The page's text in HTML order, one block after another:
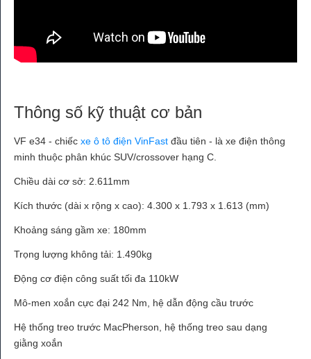
Thông số kỹ thuật cơ bản
VF e34 - chiếc xe ô tô điện VinFast đầu tiên - là xe điện thông
minh thuộc phân khúc SUV/crossover hạng C.
Chiều dài cơ sở: 2.611mm
Kích thước (dài x rộng x cao): 4.300 x 1.793 x 1.613 (mm)
Khoảng sáng gầm xe: 180mm
Trọng lượng không tải: 1.490kg
Động cơ điện công suất tối đa 110kW
Mô-men xoắn cực đại 242 Nm, hệ dẫn động cầu trước
Hệ thống treo trước MacPherson, hệ thống treo sau dạng
giằng xoắn